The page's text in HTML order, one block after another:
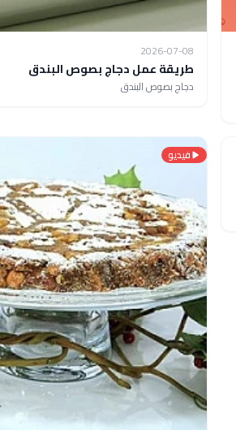
2026-07-08
طريقة عمل دجاج بصوص البندق
دجاج بصوص البندق
فيديو